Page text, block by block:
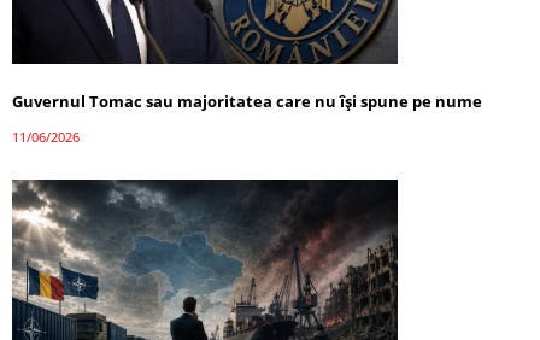
Guvernul Tomac sau majoritatea care nu își spune pe nume
11/06/2026